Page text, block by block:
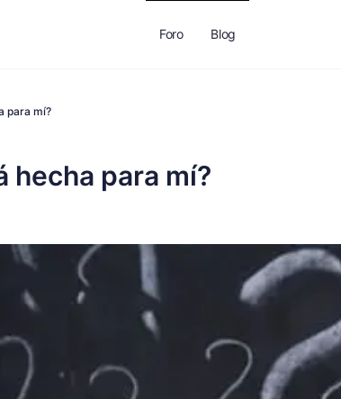
Foro Blog
para mí?
hecha para mí?